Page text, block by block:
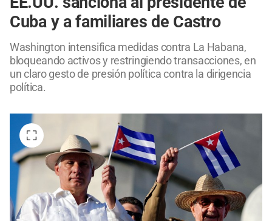
Cuba y a familiares de Castro
Washington intensifica medidas contra La Habana,
bloqueando activos y restringiendo transacciones, en
un claro gesto de presión política contra la dirigencia
política.